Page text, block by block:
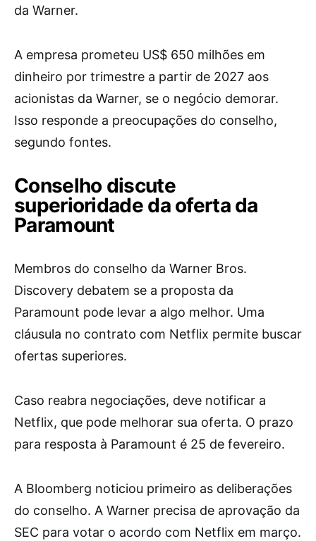
da Warner.
A empresa prometeu US$ 650 milhões em
dinheiro por trimestre a partir de 2027 aos
acionistas da Warner, se o negócio demorar.
Isso responde a preocupações do conselho,
segundo fontes.
Conselho discute
superioridade da oferta da
Paramount
Membros do conselho da Warner Bros.
Discovery debatem se a proposta da
Paramount pode levar a algo melhor. Uma
cláusula no contrato com Netflix permite buscar
ofertas superiores.
Caso reabra negociações, deve notificar a
Netflix, que pode melhorar sua oferta. O prazo
para resposta à Paramount é 25 de fevereiro.
A Bloomberg noticiou primeiro as deliberações
do conselho. A Warner precisa de aprovação da
SEC para votar o acordo com Netflix em março.